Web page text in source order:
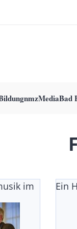
nmzMediaBad
im
Ein